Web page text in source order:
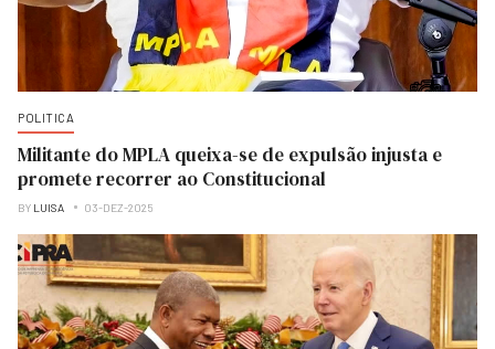
POLITICA
Militante do MPLA queixa-se de expulsão injusta e
promete recorrer ao Constitucional
BY LUISA 03-DEZ-2025